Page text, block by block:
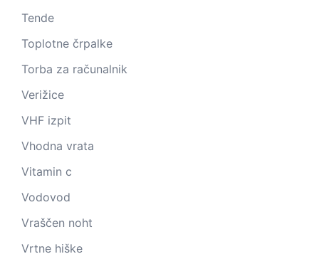
Tende
Toplotne črpalke
Torba za računalnik
Verižice
VHF izpit
Vhodna vrata
Vitamin c
Vodovod
Vraščen noht
Vrtne hiške